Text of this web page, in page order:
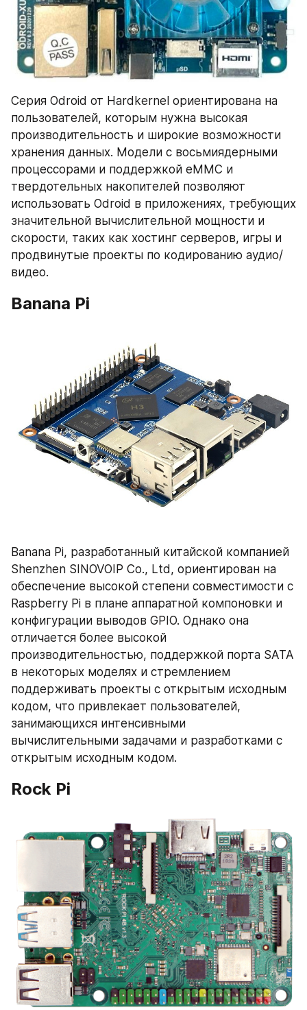
Серия Odroid от Hardkernel ориентирована на
пользователей, которым нужна высокая
производительность и широкие возможности
хранения данных. Модели с восьмиядерными
процессорами и поддержкой eMMC и
твердотельных накопителей позволяют
использовать Odroid в приложениях, требующих
значительной вычислительной мощности и
скорости, таких как хостинг серверов, игры и
продвинутые проекты по кодированию аудио/
видео.
Banana Pi
Banana Pi, разработанный китайской компанией
Shenzhen SINOVOIP Co., Ltd, ориентирован на
обеспечение высокой степени совместимости с
Raspberry Pi в плане аппаратной компоновки и
конфигурации выводов GPIO. Однако она
отличается более высокой
производительностью, поддержкой порта SATA
в некоторых моделях и стремлением
поддерживать проекты с открытым исходным
кодом, что привлекает пользователей,
занимающихся интенсивными
вычислительными задачами и разработками с
открытым исходным кодом.
Rock Pi